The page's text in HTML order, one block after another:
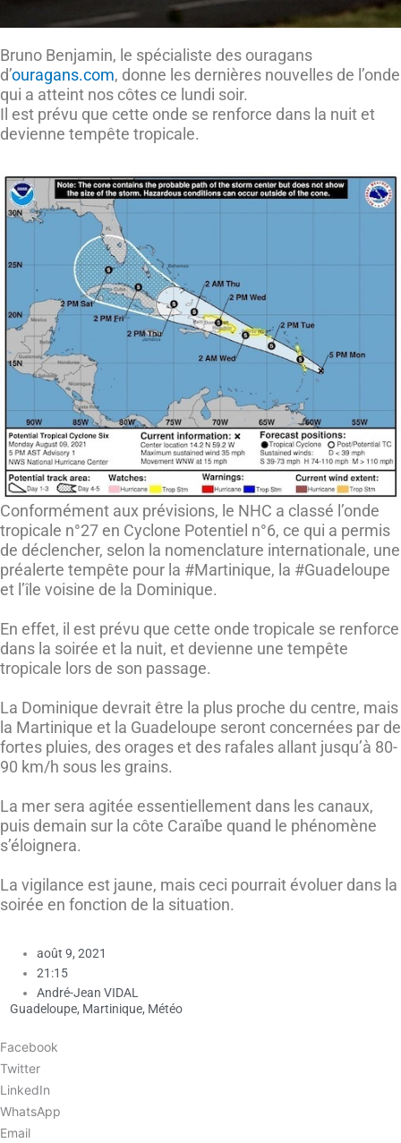
Bruno Benjamin, le spécialiste des ouragans
d’ouragans.com, donne les dernières nouvelles de l’onde
qui a atteint nos côtes ce lundi soir.
Il est prévu que cette onde se renforce dans la nuit et
devienne tempête tropicale.
Conformément aux prévisions, le NHC a classé l’onde
tropicale n°27 en Cyclone Potentiel n°6, ce qui a permis
de déclencher, selon la nomenclature internationale, une
préalerte tempête pour la #Martinique, la #Guadeloupe
et l’île voisine de la Dominique.
En effet, il est prévu que cette onde tropicale se renforce
dans la soirée et la nuit, et devienne une tempête
tropicale lors de son passage.
La Dominique devrait être la plus proche du centre, mais
la Martinique et la Guadeloupe seront concernées par de
fortes pluies, des orages et des rafales allant jusqu’à 80-
90 km/h sous les grains.
La mer sera agitée essentiellement dans les canaux,
puis demain sur la côte Caraïbe quand le phénomène
s’éloignera.
La vigilance est jaune, mais ceci pourrait évoluer dans la
soirée en fonction de la situation.
août 9, 2021
21:15
André-Jean VIDAL
Guadeloupe, Martinique, Météo
Facebook
Twitter
LinkedIn
WhatsApp
Email